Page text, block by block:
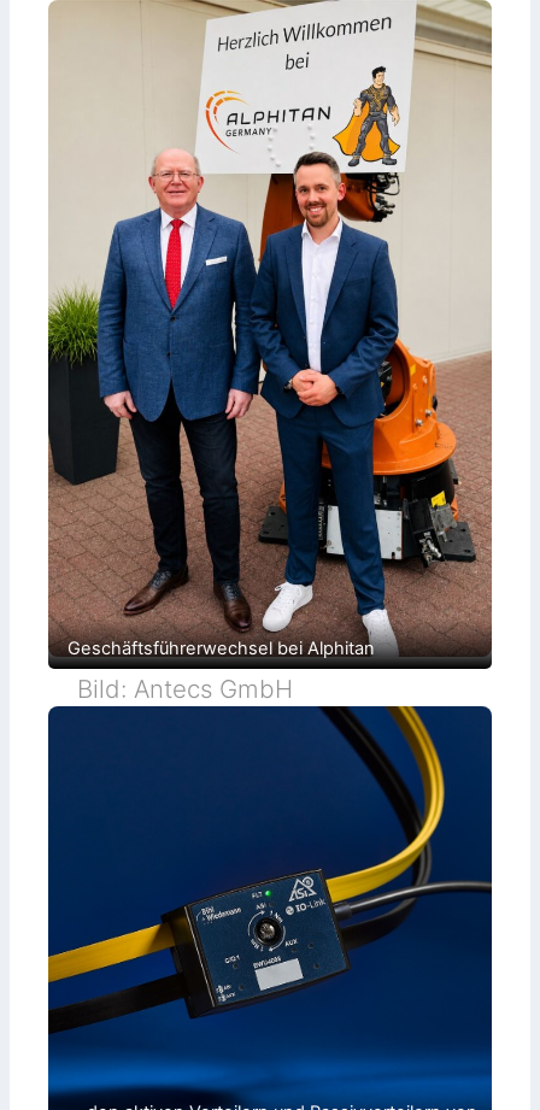
Geschäftsführerwechsel bei Alphitan
Bild: Antecs GmbH